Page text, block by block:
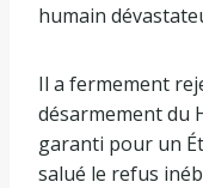
humain
Il a fermement
désarmement du
garanti pour un
salué le refus